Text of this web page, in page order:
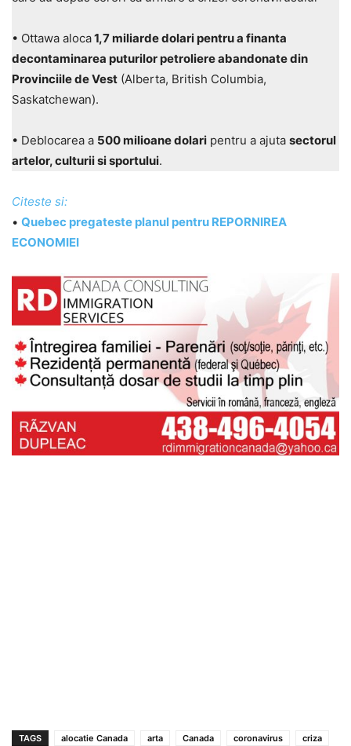
• Ottawa aloca1,7 miliarde dolari pentru a finanta
decontaminarea puturilor petroliere abandonate din
Provinciile de Vest (Alberta, British Columbia,
Saskatchewan).
• Deblocarea a 500 milioane dolari pentru a ajuta sectorul
artelor, culturii si sportului.
Citeste si:
• Quebec pregateste planul pentru REPORNIREA
ECONOMIEI
TAGS alocatie Canada arta Canada coronavirus
criza